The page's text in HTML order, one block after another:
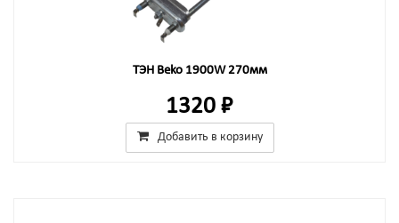
ТЭН Beko 1900W 270мм
1320 ₽
Добавить в корзину